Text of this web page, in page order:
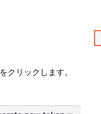
をクリックします。